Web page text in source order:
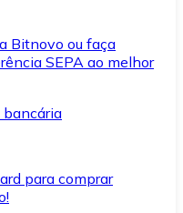
Bitnovo ou faça
SEPA ao melhor
bancária
para comprar